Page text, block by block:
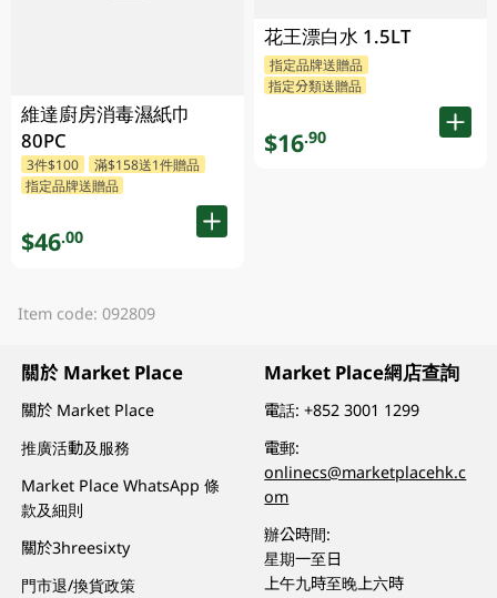
維達廚房消毒濕紙巾
80PC
3件$100
滿$158送1件贈品
指定品牌送贈品
$46.00
花王漂白水 1.5LT
指定品牌送贈品
指定分類送贈品
$16.90
Item code: 092809
關於 Market Place
關於 Market Place
推廣活動及服務
Market Place WhatsApp 條
款及細則
關於3hreesixty
門市退/換貨政策
Market Place網店查詢
電話:+852 3001 1299
電郵:
onlinecs@marketplacehk.c
om
辦公時間:
星期一至日
上午九時至晚上六時